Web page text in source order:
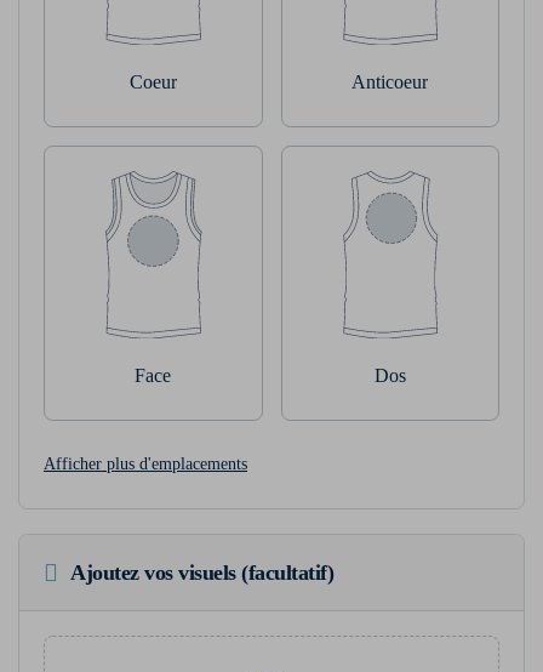
Coeur Anticoeur
Face Dos
Afficher plus d'emplacements
Ajoutez vos visuels (facultatif)